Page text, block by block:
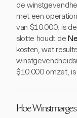
de
met een
van $10.000, is
slotte houdt de
kosten, wat
$10.000 omzet,
Hoe